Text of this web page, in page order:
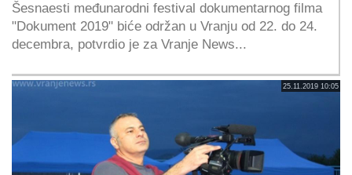
Šesnaesti međunarodni festival dokumentarnog filma
"Dokument 2019" biće održan u Vranju od 22. do 24.
decembra, potvrdio je za Vranje News...
25.11.2019 10:05